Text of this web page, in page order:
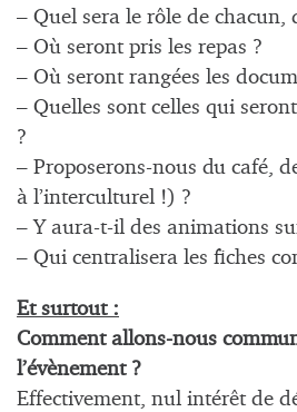
– Quel sera le rôle de chacun,
– Où seront pris les repas ?
– Où seront rangées les
– Quelles sont celles qui
?
– Proposerons-nous du café,
à l’interculturel !) ?
– Y aura-t-il des animations
– Qui centralisera les fiches
Et surtout :
Comment allons-nous
l’évènement ?
Effectivement, nul intérêt de